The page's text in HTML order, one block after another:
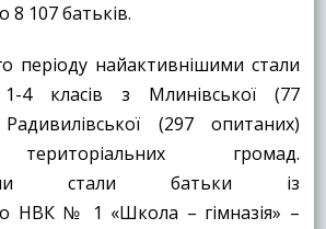
107 батьків.
періоду найактивнішими стали
4 класів з Млинівської (77
(297 опитаних)
територіальних громад.
стали батьки із
НВК № 1 «Школа – гімназія» –